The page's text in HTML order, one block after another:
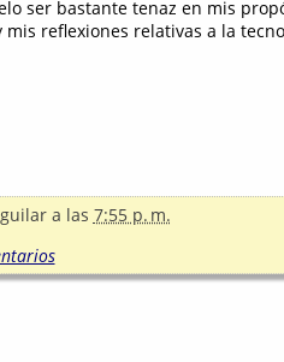
ser bastante tenaz en mis
reflexiones relativas a la
a las 7:55 p. m.